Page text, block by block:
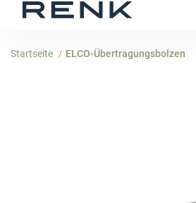
Startseite ELCO-Übertragungsbolzen